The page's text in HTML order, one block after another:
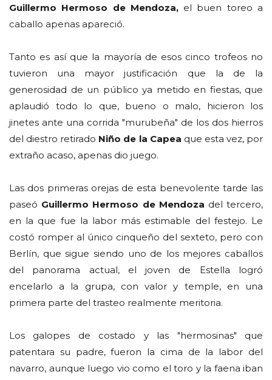
Guillermo Hermoso de Mendoza, el buen toreo a
caballo apenas apareció.
Tanto es así que la mayoría de esos cinco trofeos no
tuvieron una mayor justificación que la de la
generosidad de un público ya metido en fiestas, que
aplaudió todo lo que, bueno o malo, hicieron los
jinetes ante una corrida "murubeña" de los dos hierros
del diestro retirado Niño de la Capea que esta vez, por
extraño acaso, apenas dio juego.
Las dos primeras orejas de esta benevolente tarde las
paseó Guillermo Hermoso de Mendoza del tercero,
en la que fue la labor más estimable del festejo. Le
costó romper al único cinqueño del sexteto, pero con
Berlín, que sigue siendo uno de los mejores caballos
del panorama actual, el joven de Estella logró
encelarlo a la grupa, con valor y temple, en una
primera parte del trasteo realmente meritoria.
Los galopes de costado y las "hermosinas" que
patentara su padre, fueron la cima de la labor del
navarro, aunque luego vio como el toro y la faena iban